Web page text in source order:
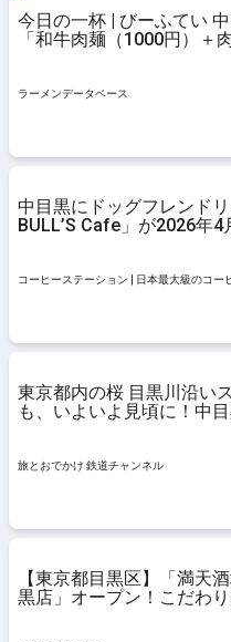
今日の一杯 | びーふてい
「和牛肉麺（1000円）＋
ラーメンデータベース
中目黒にドッグフレンド
BULL’S Cafe」が2026年4
コーヒーステーション | 日本最大級のコー
東京都内の桜 目黒川沿い
も、いよいよ見頃に！中目
かけ 鉄道チャンネル
旅とおでかけ 鉄道チャンネル
【東京都目黒区】「満天
黒店」オープン！こだわり